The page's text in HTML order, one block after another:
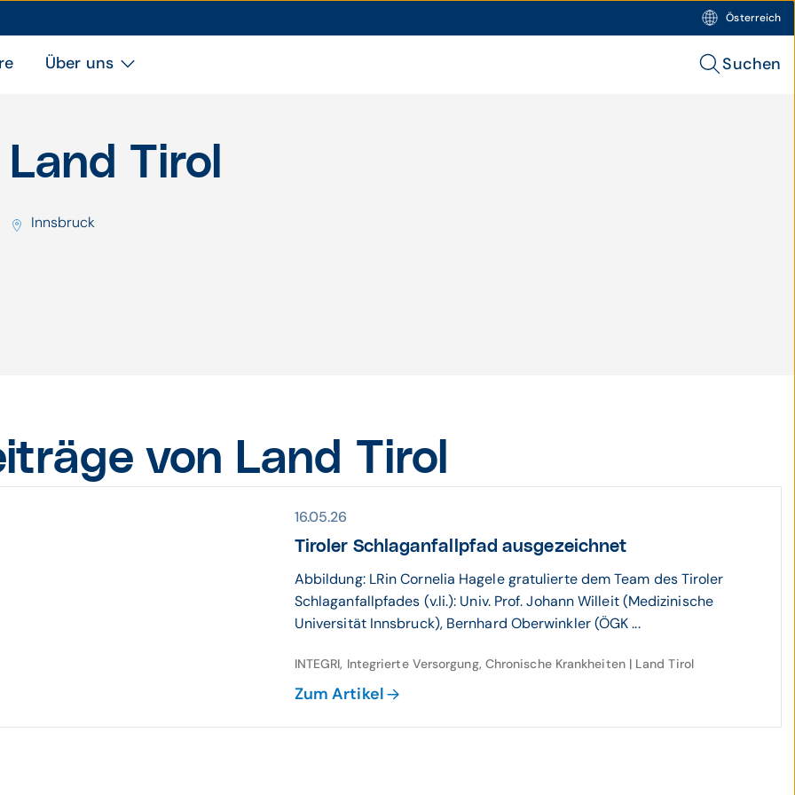
Österreich
Über uns Suchen
Land Tirol
Innsbruck
von Land Tirol
16.05.26
Tiroler Schlag­an­fall­pfad ausgezeichnet
Abbildung: LRin Cornelia Hagele gratulierte dem Team des Tiroler
Schlaganfallpfades (v.li.): Univ. Prof. Johann Willeit (Medizinische
Universität Innsbruck), Bernhard Oberwinkler (ÖGK ...
INTEGRI, Integrierte Versorgung, Chronische Krankheiten | Land Tirol
Zum Artikel